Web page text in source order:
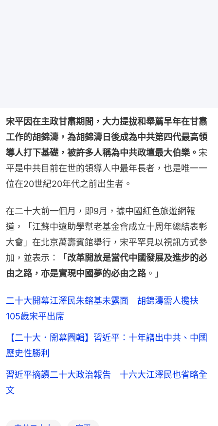
宋平因在主政甘肅期間，大力提拔和舉薦早年在甘肅
工作的胡錦濤，為胡錦濤日後成為中共第四代最高領
導人打下基礎，被許多人稱為中共政壇最大伯樂。 宋
平是中共目前在世的領導人中最年長者，也是唯一一
位在20世紀20年代之前出生者。
在二十大前一個月，即9月，據中國紅色旅遊網報
道，「江蘇中遠助學幫老基金會成立十周年總結表彰
大會」在北京萬壽賓館舉行，宋平罕見以視訊方式參
加，並表示：「改革開放是當代中國發展及進步的必
由之路，亦是實現中國夢的必由之路。」
二十大開幕江澤民朱鎔基未露面 胡錦濤需人攙扶
105歲宋平出席
【二十大．開幕圖輯】習近平：十年譜出中共、中國
歷史性勝利
習近平摘讀二十大政治報告 十六大江澤民也省略全
文